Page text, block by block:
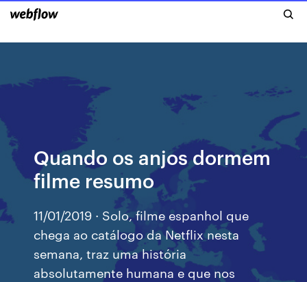
Quando os anjos dormem
filme resumo
11/01/2019 · Solo, filme espanhol que
chega ao catálogo da Netflix nesta
semana, traz uma história
absolutamente humana e que nos